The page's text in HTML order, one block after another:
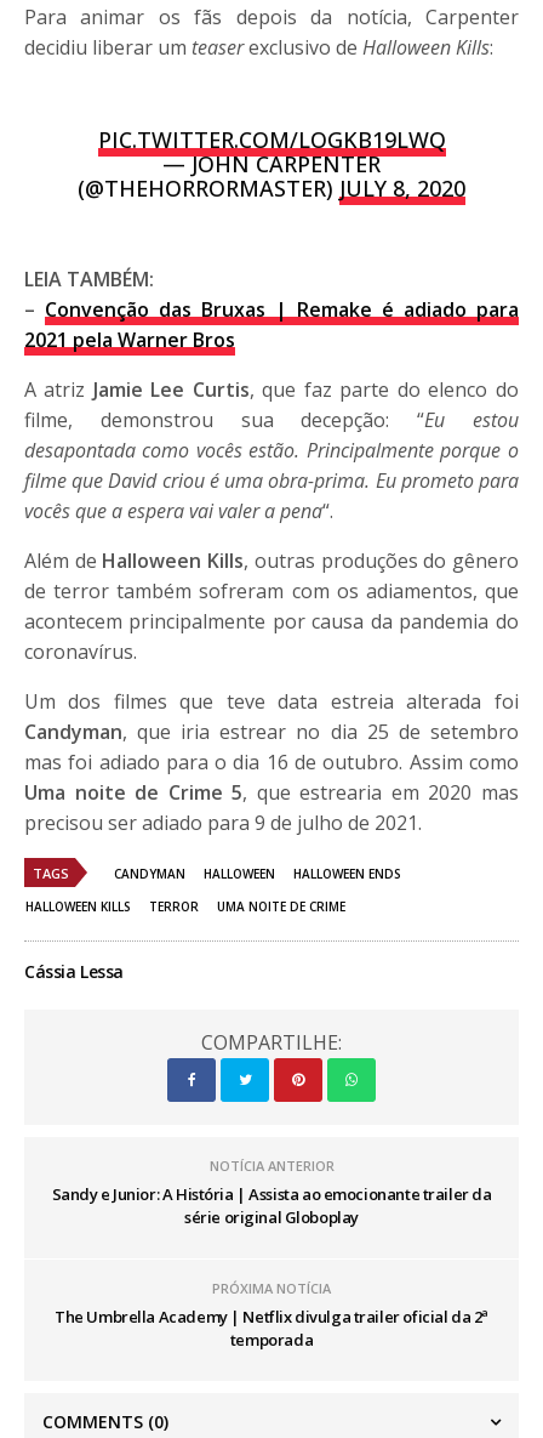
Para animar os fãs depois da notícia, Carpenter
decidiu liberar um teaserexclusivo deHalloween Kills:
PIC.TWITTER.COM/LOGKB19LWQ
— JOHN CARPENTER
(@THEHORRORMASTER) JULY 8, 2020
LEIA TAMBÉM:
– Convenção das Bruxas | Remake é adiado para
2021 pela Warner Bros
A atriz Jamie Lee Curtis, que faz parte do elenco do
filme, demonstrou sua decepção: “Eu estou
desapontada como vocês estão. Principalmente porque o
filme que David criou é uma obra-prima. Eu prometo para
vocês que a espera vai valer a pena“.
Além de Halloween Kills, outras produções do gênero
de terror também sofreram com os adiamentos, que
acontecem principalmente por causa da pandemia do
coronavírus.
Um dos filmes que teve data estreia alterada foi
Candyman, que iria estrear no dia 25 de setembro
mas foi adiado para o dia 16 de outubro. Assim como
Uma noite de Crime 5, que estrearia em 2020 mas
precisou ser adiado para 9 de julho de 2021.
TAGS CANDYMAN HALLOWEEN
HALLOWEEN ENDS
HALLOWEEN KILLS
TERROR UMA NOITE DE CRIME
Cássia Lessa
COMPARTILHE:
NOTÍCIA ANTERIOR
Sandy e Junior: A História | Assista ao emocionante trailer da
série original Globoplay
PRÓXIMA NOTÍCIA
The Umbrella Academy | Netflix divulga trailer oficial da 2ª
temporada
COMMENTS (0)